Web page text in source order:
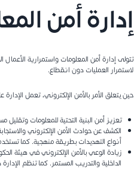
إدارة أمن
تتولى إدارة أمن المعلومات واستمرارية
لاستمرار العمليات دون انقطاع.
حين يتعلق الأمر بالأمن الإلكتروني، تعمل
تعزيز أمن البنية التحتية للمعلومات
الكشف عن حوادث الأمن الإلكتروني
أنواع التهديدات بطريقة منهجية. كما
زيادة الوعي بالأمن الإلكتروني في هيئة
الداخلية والتدريب المستمر. كما تنظم